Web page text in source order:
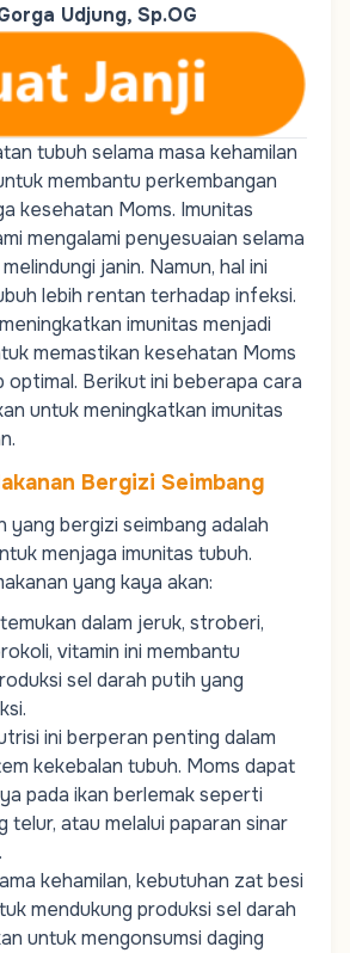
Udjung, Sp.OG
tubuh selama masa kehamilan
membantu perkembangan
kesehatan Moms. Imunitas
mengalami penyesuaian selama
janin. Namun, hal ini
lebih rentan terhadap infeksi.
imunitas menjadi
memastikan kesehatan Moms
optimal. Berikut ini beberapa cara
untuk meningkatkan imunitas
Bergizi Seimbang
yang bergizi seimbang adalah
menjaga imunitas tubuh.
yang kaya akan:
dalam jeruk, stroberi,
vitamin ini membantu
sel darah putih yang
ini berperan penting dalam
kekebalan tubuh. Moms dapat
pada ikan berlemak seperti
telur, atau melalui paparan sinar
kehamilan, kebutuhan zat besi
mendukung produksi sel darah
untuk mengonsumsi daging